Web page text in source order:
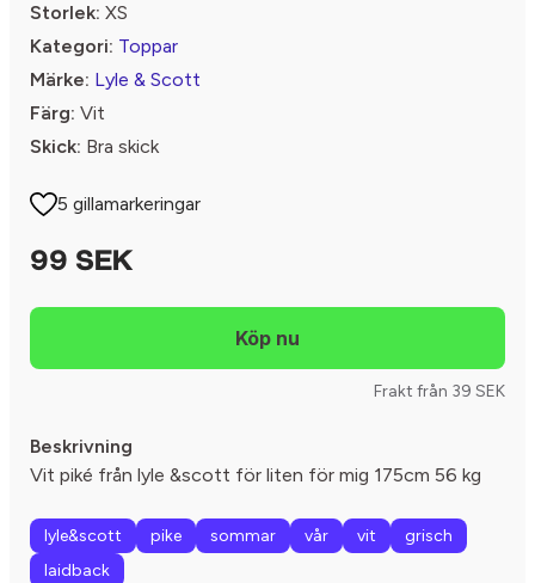
Storlek: XS
Kategori: Toppar
Märke: Lyle & Scott
Färg: Vit
Skick: Bra skick
5 gillamarkeringar
99 SEK
Frakt från 39 SEK
Beskrivning
Vit piké från lyle &scott för liten för mig 175cm 56 kg
lyle&scott pike sommar vår vit
grisch
laidback